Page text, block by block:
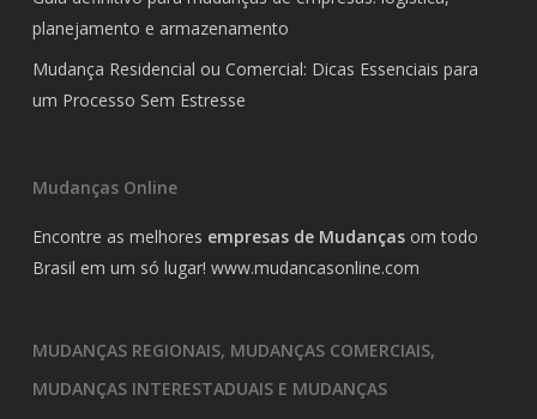
planejamento e armazenamento
Mudança Residencial ou Comercial: Dicas Essenciais para
um Processo Sem Estresse
Mudanças Online
Encontre as melhores empresas de Mudançasom todo
Brasil em um só lugar! www.mudancasonline.com
MUDANÇAS REGIONAIS, MUDANÇAS COMERCIAIS,
MUDANÇAS INTERESTADUAIS E MUDANÇAS